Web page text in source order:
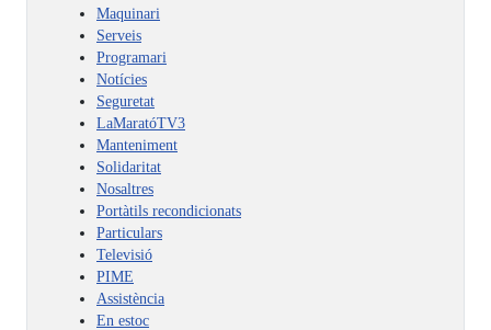
Maquinari
Serveis
Programari
Notícies
Seguretat
LaMaratóTV3
Manteniment
Solidaritat
Nosaltres
Portàtils recondicionats
Particulars
Televisió
PIME
Assistència
En estoc